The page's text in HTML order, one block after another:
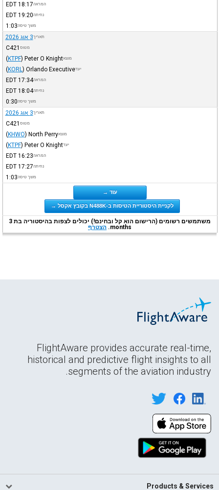
המראה18:17
EDT
נחיתה19:20
EDT
משך טיסה1:03
תאריך3 אוג 2026
מטוס C421
מוצאPeter O Knight
(KTPF)
יעדOrlando Executive
(KORL )
המראה17:34
EDT
נחיתה18:04
EDT
משך טיסה0:30
תאריך3 אוג 2026
מטוס C421
מוצאNorth Perry
(KHWO)
יעדPeter O Knight
(KTPF)
המראה16:23
EDT
נחיתה17:27
EDT
משך טיסה1:03
עוד →
לקניית היסטוריית הטיסות ב-N488K בקובץ אקסל →
משתמשים רשומים (הרישום הוא קל ובחינם!) יכולים לצפות בהיסטוריה בת 3
months. הצטרף
FlightAware provides accurate real-time,
historical and predictive flight insights to all
segments of the aviation industry.
Products & Services